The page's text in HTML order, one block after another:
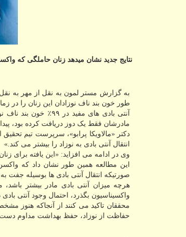
نتایج جدید نشان میدهد زنان حاملگی که واکسن کووید 19 دریافت کرده بودند آنتی بادی های حفاظتی به
طور خون بند ناف نوزادان این زنان را در
مادرشان فقط یک دوز دریافت کرده بود،
دکتر «مالاویکا پرابو»، سرپرست تیم
انتقال آنتی بادی به نوزاد را بیشتر می کند.»
وی در ادامه می افزاید: «این یافته برای زنان حاملگی که
صورتیکه انتقال آنتی بادی ها بوسیله جفت به کودک بلافاصله ۱۶ روز بعد از
هرچه میزان آنتی بادی مادر بیشتر باشد،
واکسیناسیون بگذرد، احتمال وجود آنتی
محققان تاکید می کنند از آنجاکه هنوز
حفاظت از نوزاد، حفظ بهداشت مداوم